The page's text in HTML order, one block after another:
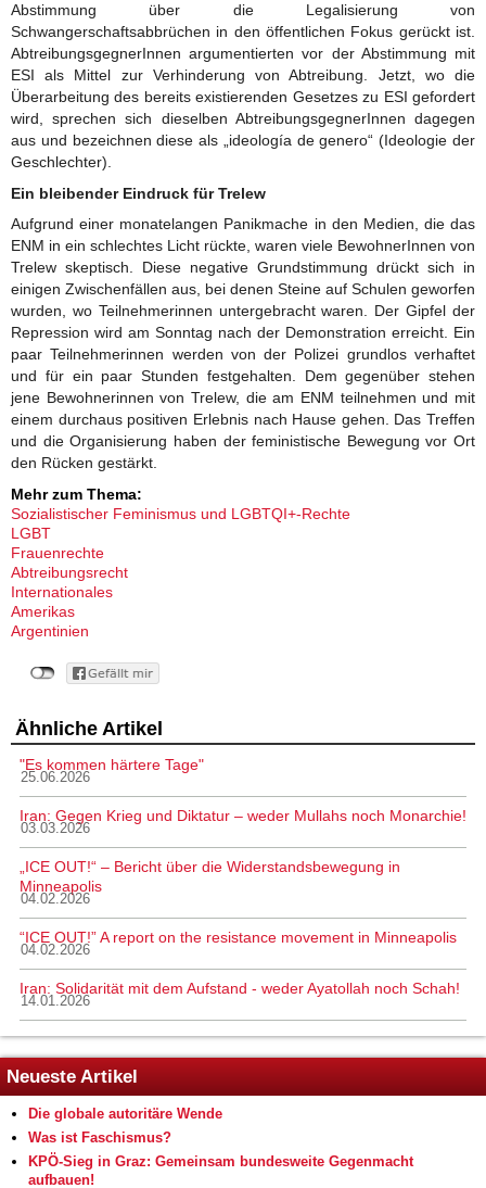
Abstimmung über die Legalisierung von
Schwangerschaftsabbrüchen in den öffentlichen Fokus gerückt ist.
AbtreibungsgegnerInnen argumentierten vor der Abstimmung mit
ESI als Mittel zur Verhinderung von Abtreibung. Jetzt, wo die
Überarbeitung des bereits existierenden Gesetzes zu ESI gefordert
wird, sprechen sich dieselben AbtreibungsgegnerInnen dagegen
aus und bezeichnen diese als „ideología de genero“ (Ideologie der
Geschlechter).
Ein bleibender Eindruck für Trelew
Aufgrund einer monatelangen Panikmache in den Medien, die das
ENM in ein schlechtes Licht rückte, waren viele BewohnerInnen von
Trelew skeptisch. Diese negative Grundstimmung drückt sich in
einigen Zwischenfällen aus, bei denen Steine auf Schulen geworfen
wurden, wo Teilnehmerinnen untergebracht waren. Der Gipfel der
Repression wird am Sonntag nach der Demonstration erreicht. Ein
paar Teilnehmerinnen werden von der Polizei grundlos verhaftet
und für ein paar Stunden festgehalten. Dem gegenüber stehen
jene Bewohnerinnen von Trelew, die am ENM teilnehmen und mit
einem durchaus positiven Erlebnis nach Hause gehen. Das Treffen
und die Organisierung haben der feministische Bewegung vor Ort
den Rücken gestärkt.
Mehr zum Thema:
Sozialistischer Feminismus und LGBTQI+-Rechte
LGBT
Frauenrechte
Abtreibungsrecht
Internationales
Amerikas
Argentinien
Ähnliche Artikel
"Es kommen härtere Tage"
25.06.2026
Iran: Gegen Krieg und Diktatur – weder Mullahs noch Monarchie!
03.03.2026
„ICE OUT!“ – Bericht über die Widerstandsbewegung in
Minneapolis
04.02.2026
“ICE OUT!” A report on the resistance movement in Minneapolis
04.02.2026
Iran: Solidarität mit dem Aufstand - weder Ayatollah noch Schah!
14.01.2026
Neueste Artikel
Die globale autoritäre Wende
Was ist Faschismus?
KPÖ-Sieg in Graz: Gemeinsam bundesweite Gegenmacht
aufbauen!